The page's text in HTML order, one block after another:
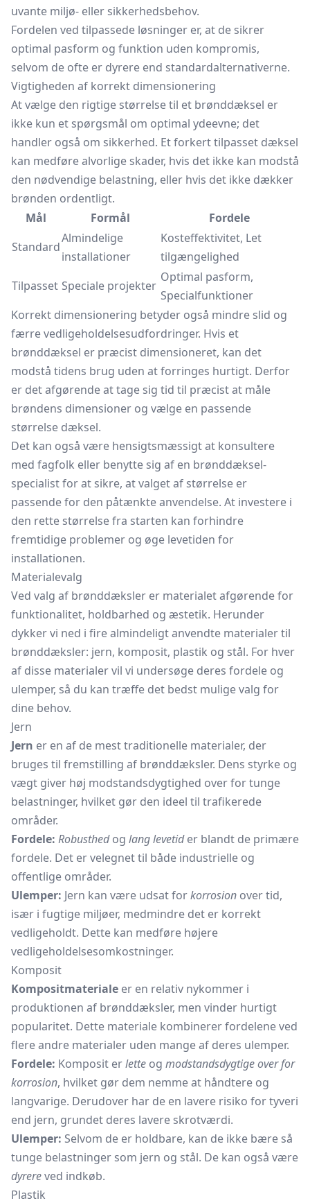
uvante miljø- eller sikkerhedsbehov.
Fordelen ved tilpassede løsninger er, at de sikrer
optimal pasform og funktion uden kompromis,
selvom de ofte er dyrere end standardalternativerne.
Vigtigheden af korrekt dimensionering
At vælge den rigtige størrelse til et brønddæksel er
ikke kun et spørgsmål om optimal ydeevne; det
handler også om sikkerhed. Et forkert tilpasset dæksel
kan medføre alvorlige skader, hvis det ikke kan modstå
den nødvendige belastning, eller hvis det ikke dækker
brønden ordentligt.
Mål
Formål
Fordele
Standard
Almindelige
installationer
Kosteffektivitet, Let
tilgængelighed
Tilpasset Speciale projekter
Optimal pasform,
Specialfunktioner
Korrekt dimensionering betyder også mindre slid og
færre vedligeholdelsesudfordringer. Hvis et
brønddæksel er præcist dimensioneret, kan det
modstå tidens brug uden at forringes hurtigt. Derfor
er det afgørende at tage sig tid til præcist at måle
brøndens dimensioner og vælge en passende
størrelse dæksel.
Det kan også være hensigtsmæssigt at konsultere
med fagfolk eller benytte sig af en brønddæksel-
specialist for at sikre, at valget af størrelse er
passende for den påtænkte anvendelse. At investere i
den rette størrelse fra starten kan forhindre
fremtidige problemer og øge levetiden for
installationen.
Materialevalg
Ved valg af brønddæksler er materialet afgørende for
funktionalitet, holdbarhed og æstetik. Herunder
dykker vi ned i fire almindeligt anvendte materialer til
brønddæksler: jern, komposit, plastik og stål. For hver
af disse materialer vil vi undersøge deres fordele og
ulemper, så du kan træffe det bedst mulige valg for
dine behov.
Jern
Jern er en af de mest traditionelle materialer, der
bruges til fremstilling af brønddæksler. Dens styrke og
vægt giver høj modstandsdygtighed over for tunge
belastninger, hvilket gør den ideel til trafikerede
områder.
Fordele: Robusthedog lang levetider blandt de primære
fordele. Det er velegnet til både industrielle og
offentlige områder.
Ulemper: Jern kan være udsat forkorrosion over tid,
især i fugtige miljøer, medmindre det er korrekt
vedligeholdt. Dette kan medføre højere
vedligeholdelsesomkostninger.
Komposit
Kompositmateriale er en relativ nykommer i
produktionen af brønddæksler, men vinder hurtigt
popularitet. Dette materiale kombinerer fordelene ved
flere andre materialer uden mange af deres ulemper.
Fordele: Komposit erlette og modstandsdygtige over for
korrosion, hvilket gør dem nemme at håndtere og
langvarige. Derudover har de en lavere risiko for tyveri
end jern, grundet deres lavere skrotværdi.
Ulemper: Selvom de er holdbare, kan de ikke bære så
tunge belastninger som jern og stål. De kan også være
dyrereved indkøb.
Plastik